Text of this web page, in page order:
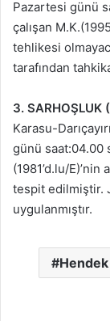
Pazartesi günü
çalışan
tehlikesi
tarafından
3. SARHOŞLUK
Karasu-
günü saat:04.00
(1981’d.lu/
tespit edilmiştir.
uygulanmıştır.
Hendek